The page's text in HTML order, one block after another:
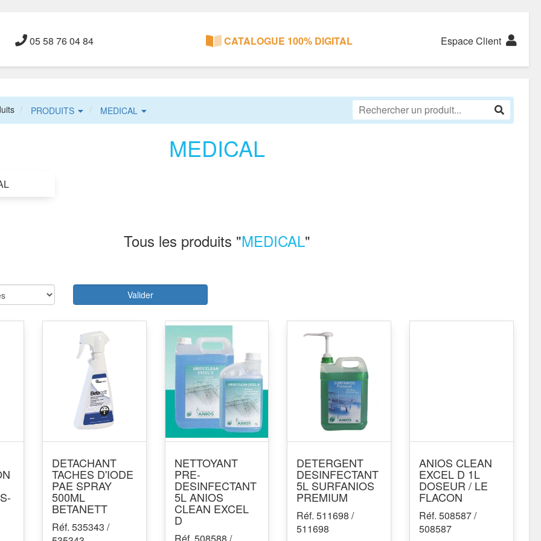
05 58 76 04 84 CATALOGUE 100% DIGITAL Espace Client
PRODUITS MEDICAL
MEDICAL
Tous les produits "MEDICAL"
Valider
DETACHANT
TACHES D'IODE
PAE SPRAY
500ML
BETANETT
Réf. 535343 /
NETTOYANT
PRE-
DESINFECTANT
5L ANIOS
CLEAN EXCEL
D
DETERGENT
DESINFECTANT
5L SURFANIOS
PREMIUM
Réf. 511698 /
511698
ANIOS CLEAN
EXCEL D 1L
DOSEUR / LE
FLACON
Réf. 508587 /
508587